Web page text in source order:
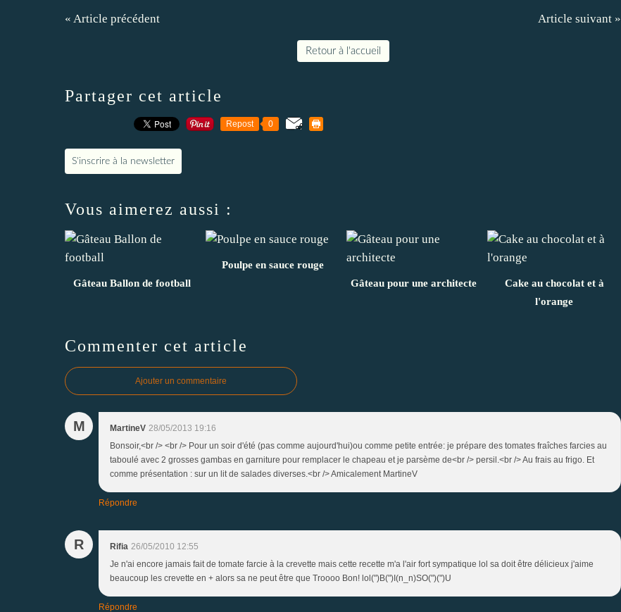
« Article précédent Article suivant »
Retour à l'accueil
Partager cet article
Repost 0
S'inscrire à la newsletter
Vous aimerez aussi :
Gâteau Ballon de football
Poulpe en sauce rouge
Gâteau pour une architecte
Cake au chocolat et à
l'orange
Commenter cet article
Ajouter un commentaire
M MartineV 28/05/2013 19:16
Bonsoir,<br /> <br /> Pour un soir d'été (pas comme aujourd'hui)ou comme petite entrée: je prépare des tomates fraîches farcies au
taboulé avec 2 grosses gambas en garniture pour remplacer le chapeau et je parsème de<br /> persil.<br /> Au frais au frigo. Et
comme présentation : sur un lit de salades diverses.<br /> Amicalement MartineV
Répondre
R Rifia 26/05/2010 12:55
Je n'ai encore jamais fait de tomate farcie à la crevette mais cette recette m'a l'air fort sympatique lol sa doit être délicieux j'aime
beaucoup les crevette en + alors sa ne peut être que Troooo Bon! lol(")B(")I(n_n)SO(")(")U
Répondre